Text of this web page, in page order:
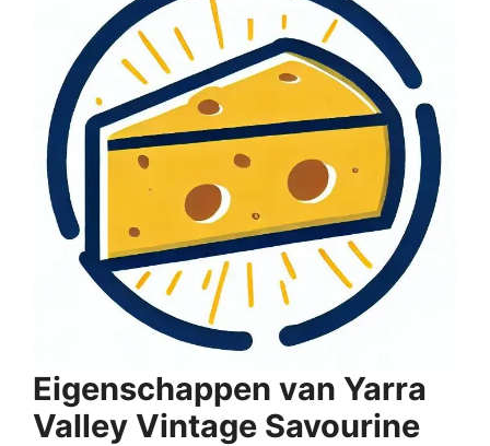
Eigenschappen van Yarra
Valley Vintage Savourine